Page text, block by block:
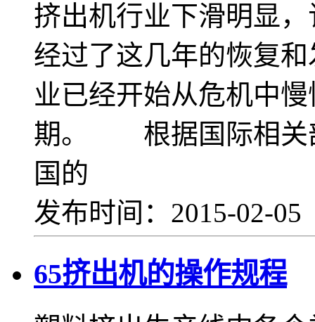
挤出机行业下滑明显
经过了这几年的恢复
业已经开始从危机中
期。 根据国际相关
国的
发布时间：2015-02-
65挤出机的操作规程